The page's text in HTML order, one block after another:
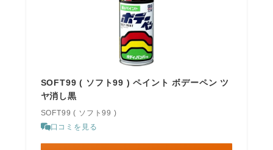
SOFT99 ( ソフト99 ) ペイント ボデーペン ツ
ヤ消し黒
SOFT99 ( ソフト99 )
口コミを見る